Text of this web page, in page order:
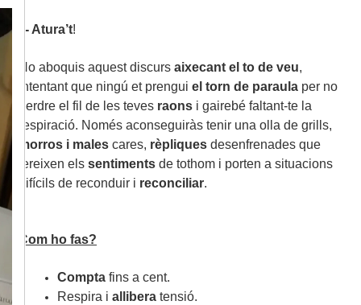
- Atura’t!
No aboquis aquest discurs aixecant el to de veu,
intentant que ningú et prengui el torn de paraula per no
perdre el fil de les teves raons i gairebé faltant-te la
respiració. Només aconseguiràs tenir una olla de grills,
morros i males cares, rèpliques desenfrenades que
fereixen els sentiments de tothom i porten a situacions
difícils de reconduir i reconciliar.
Com ho fas?
Compta fins a cent.
Respira i allibera tensió.